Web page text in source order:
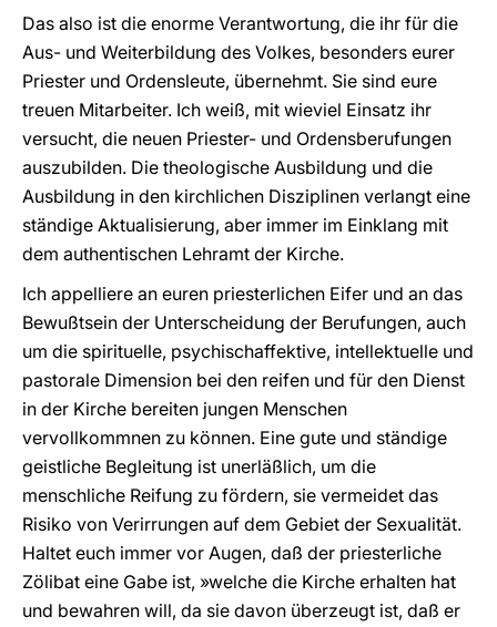
Das also ist die enorme Verantwortung, die ihr für die
Aus- und Weiterbildung des Volkes, besonders eurer
Priester und Ordensleute, übernehmt. Sie sind eure
treuen Mitarbeiter. Ich weiß, mit wieviel Einsatz ihr
versucht, die neuen Priester- und Ordensberufungen
auszubilden. Die theologische Ausbildung und die
Ausbildung in den kirchlichen Disziplinen verlangt eine
ständige Aktualisierung, aber immer im Einklang mit
dem authentischen Lehramt der Kirche.
Ich appelliere an euren priesterlichen Eifer und an das
Bewußtsein der Unterscheidung der Berufungen, auch
um die spirituelle, psychischaffektive, intellektuelle und
pastorale Dimension bei den reifen und für den Dienst
in der Kirche bereiten jungen Menschen
vervollkommnen zu können. Eine gute und ständige
geistliche Begleitung ist unerläßlich, um die
menschliche Reifung zu fördern, sie vermeidet das
Risiko von Verirrungen auf dem Gebiet der Sexualität.
Haltet euch immer vor Augen, daß der priesterliche
Zölibat eine Gabe ist, »welche die Kirche erhalten hat
und bewahren will, da sie davon überzeugt ist, daß er